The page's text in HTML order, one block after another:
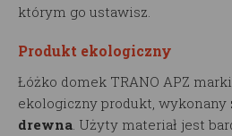
którym go ustawisz.
Produkt ekologiczny
Łóżko domek TRANO APZ
ekologiczny produkt, wykonany
drewna. Użyty materiał jest